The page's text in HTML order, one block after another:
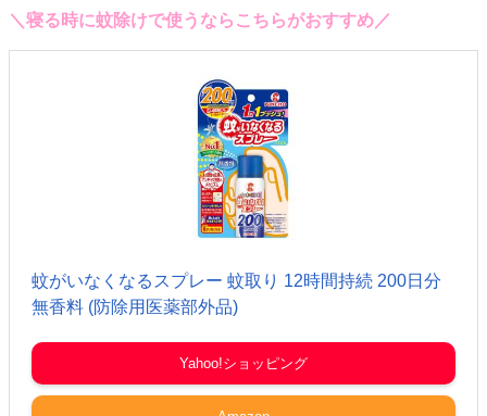
＼寝る時に蚊除けで使うならこちらがおすすめ／
蚊がいなくなるスプレー 蚊取り 12時間持続 200日分
無香料 (防除用医薬部外品)
Yahoo!ショッピング